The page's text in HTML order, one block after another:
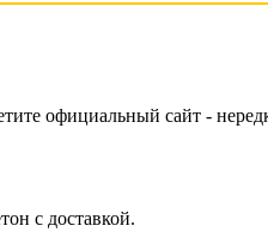
официальный сайт -
с доставкой.